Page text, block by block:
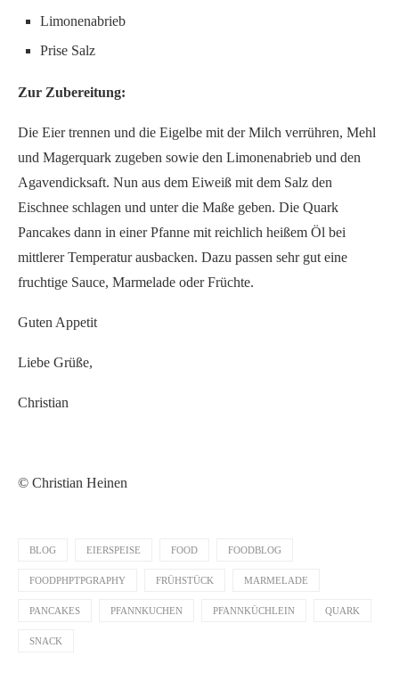
Limonenabrieb
Prise Salz
Zur Zubereitung:
Die Eier trennen und die Eigelbe mit der Milch verrühren, Mehl
und Magerquark zugeben sowie den Limonenabrieb und den
Agavendicksaft. Nun aus dem Eiweiß mit dem Salz den
Eischnee schlagen und unter die Maße geben. Die Quark
Pancakes dann in einer Pfanne mit reichlich heißem Öl bei
mittlerer Temperatur ausbacken. Dazu passen sehr gut eine
fruchtige Sauce, Marmelade oder Früchte.
Guten Appetit
Liebe Grüße,
Christian
© Christian Heinen
BLOG EIERSPEISE FOOD FOODBLOG
FOODPHPTPGRAPHY FRÜHSTÜCK MARMELADE
PANCAKES PFANNKUCHEN PFANNKÜCHLEIN QUARK
SNACK